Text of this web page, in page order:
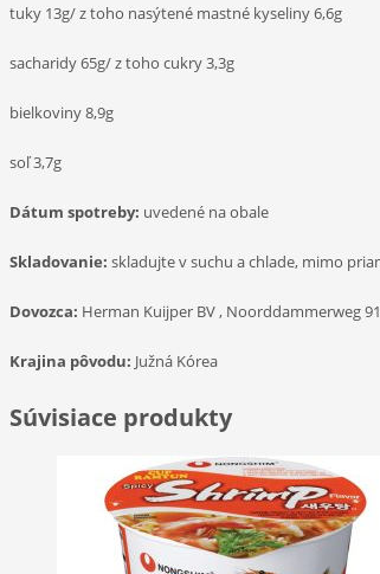
tuky 13g/ z toho nasýtené mastné kyseliny 6,6g
sacharidy 65g/ z toho cukry 3,3g
bielkoviny 8,9g
soľ 3,7g
Dátum spotreby: uvedené na obale
Skladovanie: skladujte v suchu a chlade, mimo
Dovozca: Herman Kuijper BV , Noorddammerweg
Krajina pôvodu: Južná Kórea
Súvisiace produkty